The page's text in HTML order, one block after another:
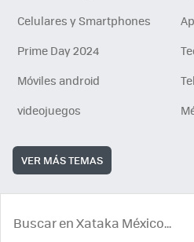
Celulares y Smartphones
Prime Day 2024
Móviles android
videojuegos
VER MÁS TEMAS